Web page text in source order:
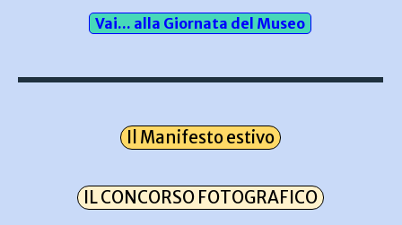
Vai... alla Giornata del Museo
Il Manifesto estivo
IL CONCORSO FOTOGRAFICO